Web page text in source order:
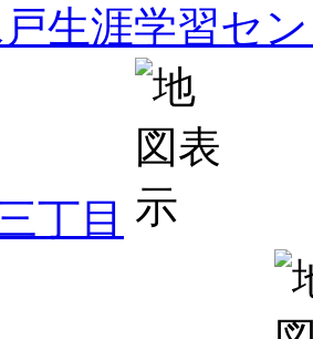
生涯学習セ
丁目